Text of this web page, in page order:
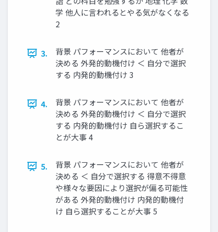
学 他⼈に⾔われるとやる気がなくなる
2
3.
背景 パフォーマンスにおいて 他者が
決める 外発的動機付け ＜ ⾃分で選択
する 内発的動機付け 3
4.
背景 パフォーマンスにおいて 他者が
決める 外発的動機付け ＜ ⾃分で選択
する 内発的動機付け ⾃ら選択するこ
とが⼤事 4
5.
背景 パフォーマンスにおいて 他者が
決める ＜ ⾃分で選択する 得意不得意
や様々な要因により選択が偏る可能性
がある 外発的動機付け 内発的動機付
け ⾃ら選択することが⼤事 5